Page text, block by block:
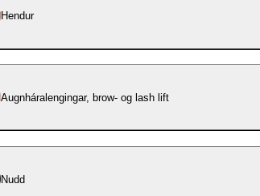
Hendur
Augnháralengingar, brow- og lash lift
Nudd